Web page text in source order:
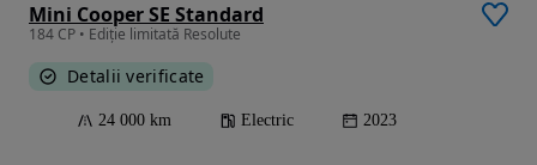
Mini Cooper SE Standard
184 CP • Ediție limitată Resolute
Detalii verificate
24 000 km Electric 2023